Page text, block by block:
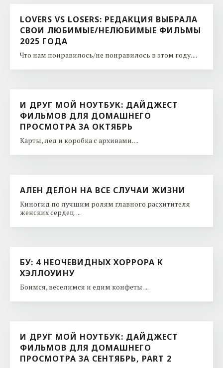
LOVERS VS LOSERS: РЕДАКЦИЯ ВЫБРАЛА
СВОИ ЛЮБИМЫЕ/НЕЛЮБИМЫЕ ФИЛЬМЫ
2025 ГОДА
Что нам понравилось/не понравилось в этом году. ...
И ДРУГ МОЙ НОУТБУК: ДАЙДЖЕСТ
ФИЛЬМОВ ДЛЯ ДОМАШНЕГО
ПРОСМОТРА ЗА ОКТЯБРЬ
Карты, лед и коробка с архивами. ...
АЛЕН ДЕЛОН НА ВСЕ СЛУЧАИ ЖИЗНИ
Киногид по лучшим ролям главного расхитителя
женских сердец. ...
БУ: 4 НЕОЧЕВИДНЫХ ХОРРОРА К
ХЭЛЛОУИНУ
Боимся, веселимся и едим конфеты. ...
И ДРУГ МОЙ НОУТБУК: ДАЙДЖЕСТ
ФИЛЬМОВ ДЛЯ ДОМАШНЕГО
ПРОСМОТРА ЗА СЕНТЯБРЬ, PART 2